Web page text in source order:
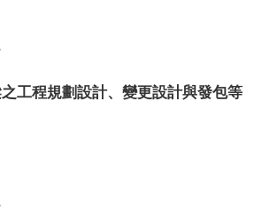
工程規劃設計、變更設計與發包等